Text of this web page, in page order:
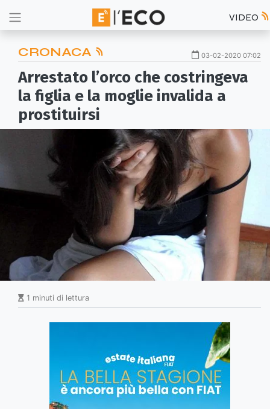
VIDEO
CRONACA 03-02-2020 07:02
Arrestato l’orco che costringeva
la figlia e la moglie invalida a
prostituirsi
1 minuti di lettura